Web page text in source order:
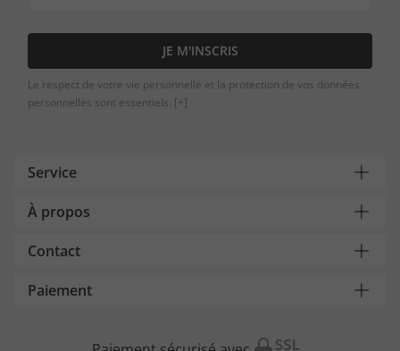
JE M'INSCRIS
Le respect de votre vie personnelle et la protection de vos données
personnelles sont essentiels. [+]
Service
À propos
Contact
Paiement